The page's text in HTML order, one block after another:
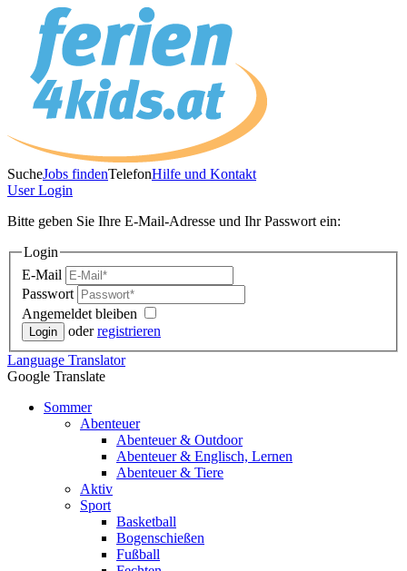
SucheJobs findenTelefonHilfe und Kontakt
UserLogin
Bitte geben Sie Ihre E-Mail-Adresse und Ihr Passwort ein:
Login
E-Mail
Passwort
Angemeldet bleiben
oderregistrieren
Language Translator
Google Translate
Sommer
Abenteuer
Abenteuer & Outdoor
Abenteuer & Englisch, Lernen
Abenteuer & Tiere
Aktiv
Sport
Basketball
Bogenschießen
Fußball